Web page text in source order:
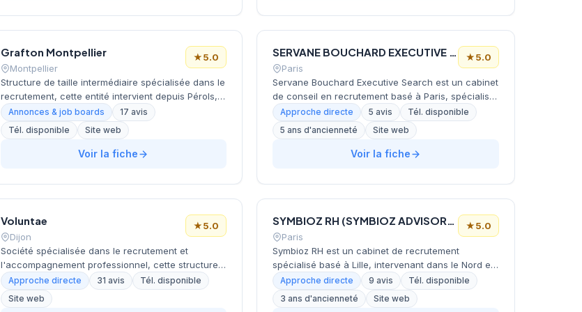
La structure bénéficie d'une excellente réputation
locale, comme en témoigne sa notation maximale
sur les plateformes d'avis clients.
Grafton Montpellier
Montpellier
★5.0
Structure de taille intermédiaire spécialisée dans le
recrutement, cette entité intervient depuis Pérols,
en périphérie de Montpellier. Le cabinet
accompagne les entreprises dans leurs
recherches de profils qualifiés à travers une
approche méthodique du sourcing et de
l'excellence de ses évaluations avec une note
maximale sur l'ensemble des retours collectés.
Annonces & job boards
17 avis
Tél. disponible
Site web
Voir la fiche
SERVANE BOUCHARD EXECUTIVE SEARCH
Paris
★5.0
Servane Bouchard Executive Search est un cabinet
de conseil en recrutement basé à Paris, spécialisé
dans le recrutement par approche directe (chasse
de tête) pour les fonctions juridiques et fiscales. Le
cabinet intervient auprès de candidats cadres et
dirigeants recherchant des opportunités dans ces
Approche directe 5 avis
Tél. disponible
5 ans d'ancienneté
Site web
Voir la fiche
Voluntae
Dijon
★5.0
Société spécialisée dans le recrutement et
l'accompagnement professionnel, cette structure
dijonnaise s'est installée au 15 boulevard de
Brosses. Le cabinet propose ses services aux
entreprises et candidats de la région Bourgogne-
Approche directe 31 avis
Tél. disponible
Site web
SYMBIOZ RH (SYMBIOZ ADVISORY)
Paris
★5.0
Symbioz RH est un cabinet de recrutement
spécialisé basé à Lille, intervenant dans le Nord et
les Hauts-de-France. Fort de plus de 25 ans
d'expertise en expertise comptable et 20 ans
d'expérience en recrutement, il accompagne TPE,
Approche directe 9 avis
Tél. disponible
3 ans d'ancienneté
Site web